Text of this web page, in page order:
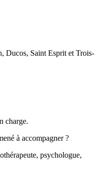
Ducos, Saint Esprit et Trois-
charge.
à accompagner ?
psychologue,